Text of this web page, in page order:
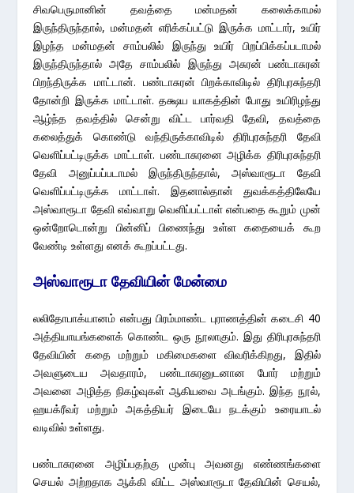
சிவபெருமானின் தவத்தை மன்மதன் கலைக்காமல்
இருந்திருந்தால், மன்மதன் எரிக்கப்பட்டு இருக்க மாட்டார், உயிர்
இழந்த மன்மதன் சாம்பலில் இருந்து உயிர் பிறப்பிக்கப்படாமல்
இருந்திருந்தால் அதே சாம்பலில் இருந்து அசுரன் பண்டாசுரன்
பிறந்திருக்க மாட்டான். பண்டாசுரன் பிறக்காவிடில் திரிபுரசுந்தரி
தோன்றி இருக்க மாட்டாள். தக்ஷய யாகத்தின் போது உயிரிழந்து
ஆழ்ந்த தவத்தில் சென்று விட்ட பார்வதி தேவி, தவத்தை
கலைத்துக் கொண்டு வந்திருக்காவிடில் திரிபுரசுந்தரி தேவி
வெளிப்பட்டிருக்க மாட்டாள். பண்டாசுரனை அழிக்க திரிபுரசுந்தரி
தேவி அனுப்பப்படாமல் இருந்திருந்தால், அஸ்வாரூடா தேவி
வெளிப்பட்டிருக்க மாட்டாள். இதனால்தான் துவக்கத்திலேயே
அஸ்வாரூடா தேவி எவ்வாறு வெளிப்பட்டாள் என்பதை கூறும் முன்
ஒன்றோடொன்று பின்னிப் பிணைந்து உள்ள கதையைக் கூற
வேண்டி உள்ளது எனக் கூறப்பட்டது.
அஸ்வாரூடா தேவியின் மேன்மை
லலிதோபாக்யானம் என்பது பிரம்மாண்ட புராணத்தின் கடைசி 40
அத்தியாயங்களைக் கொண்ட ஒரு நூலாகும். இது திரிபுரசுந்தரி
தேவியின் கதை மற்றும் மகிமைகளை விவரிக்கிறது, இதில்
அவளுடைய அவதாரம், பண்டாசுரனுடனான போர் மற்றும்
அவனை அழித்த நிகழ்வுகள் ஆகியவை அடங்கும். இந்த நூல்,
ஹயக்ரீவர் மற்றும் அகத்தியர் இடையே நடக்கும் உரையாடல்
வடிவில் உள்ளது.
பண்டாசுரனை அழிப்பதற்கு முன்பு அவனது எண்ணங்களை
செயல் அற்றதாக ஆக்கி விட்ட அஸ்வாரூடா தேவியின் செயல்,